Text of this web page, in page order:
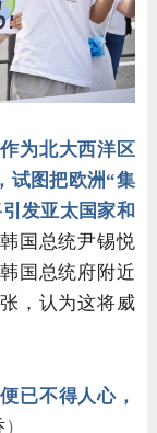
为北大西洋区
试图把欧洲“集
发亚太国家和
国总统尹锡悦
国总统府附近
，认为这将威
已不得人心，
）